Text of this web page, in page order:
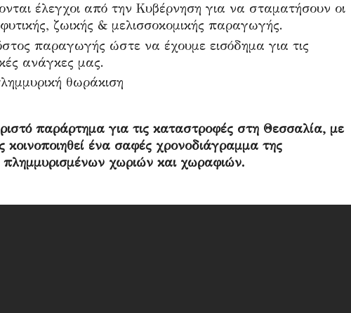
έλεγχοι από την Κυβέρνηση για να σταματήσουν οι
ζωικής & μελισσοκομικής παραγωγής.
παραγωγής ώστε να έχουμε εισόδημα για τις
ανάγκες μας.
θωράκιση
παράρτημα για τις καταστροφές στη Θεσσαλία, με
κοινοποιηθεί ένα σαφές χρονοδιάγραμμα της
χωριών και χωραφιών.